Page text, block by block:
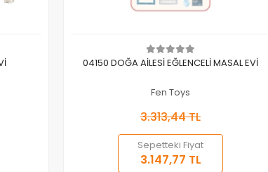
Sepete Ekle
04150 DOĞA AİLESİ EĞLENCELİ MASAL EVİ
Fen Toys
3.313,44 TL
Sepetteki Fiyat
3.147,77 TL